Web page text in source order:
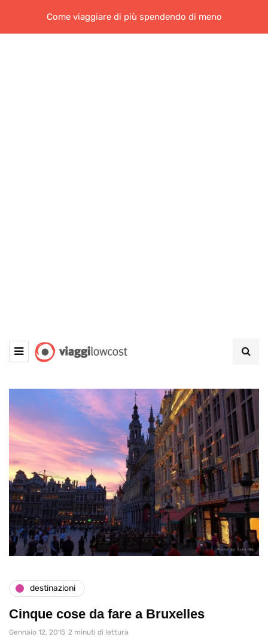
Come viaggiare di più spendendo di meno
destinazioni
Cinque cose da fare a Bruxelles
Gennaio 12, 2015 2 minuti di lettura